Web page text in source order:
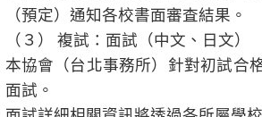
（預定）通知各校書面審査結果。
（３） 複試：面試（中文、日文）
本協會（台北事務所）針對初試合
面試。